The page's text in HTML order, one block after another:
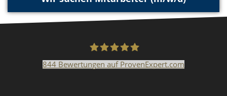
844 Bewertungen auf ProvenExpert.com